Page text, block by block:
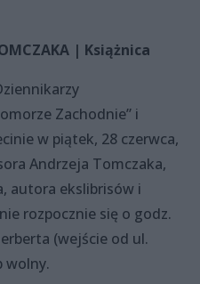
| Książnica
Zachodnie” i
w piątek, 28 czerwca,
Andrzeja Tomczaka,
autora ekslibrisów i
rozpocznie się o godz.
(wejście od ul.
wolny.